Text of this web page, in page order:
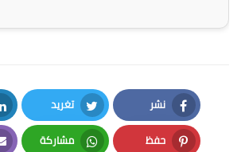
فن ومشاهير
العامة
نشر
Facebook
تغريد
Twitter
حفظ مشاركة